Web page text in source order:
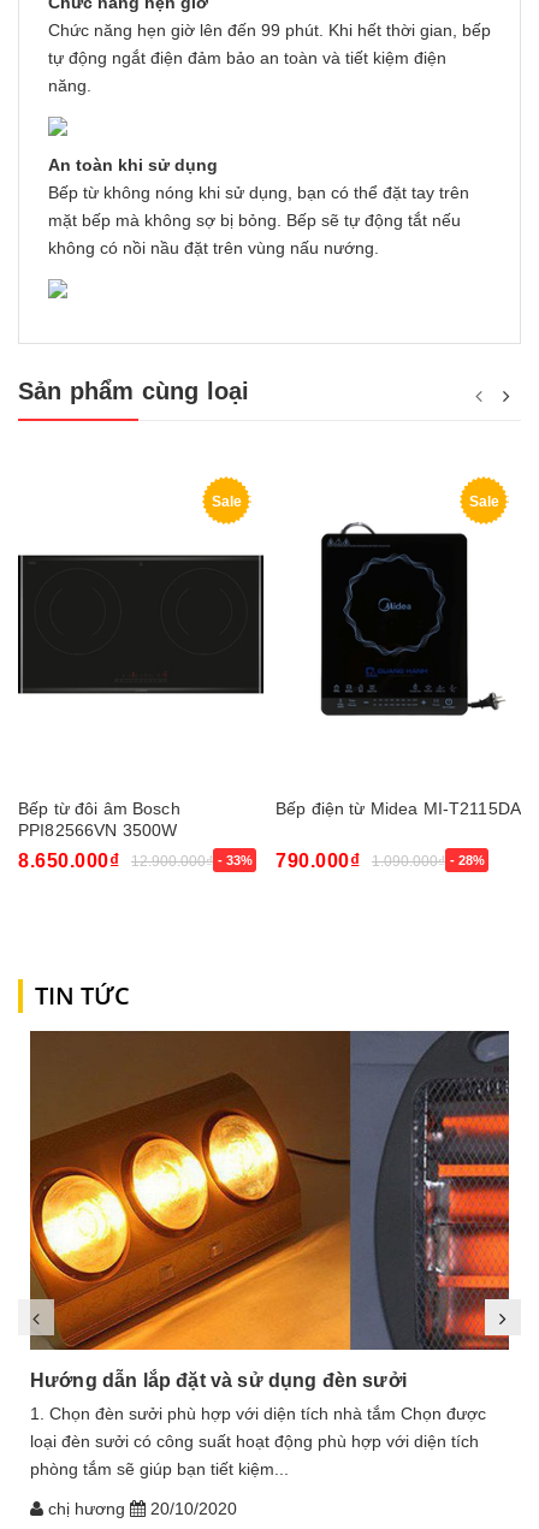
Chức năng hẹn giờ lên đến 99 phút. Khi hết thời gian, bếp
tự động ngắt điện đảm bảo an toàn và tiết kiệm điện
năng.
An toàn khi sử dụng
Bếp từ không nóng khi sử dụng, bạn có thể đặt tay trên
mặt bếp mà không sợ bị bỏng. Bếp sẽ tự động tắt nếu
không có nồi nầu đặt trên vùng nấu nướng.
Sản phẩm cùng loại
Sale
Bếp từ đôi âm Bosch
PPI82566VN 3500W
8.650.000₫ 12.900.000₫ - 33%
Sale
Bếp điện từ Midea MI-T2115DA
790.000₫ 1.090.000₫ - 28%
TIN TỨC
Hướng dẫn lắp đặt và sử dụng đèn sưởi
1. Chọn đèn sưởi phù hợp với diện tích nhà tắm Chọn được
loại đèn sưởi có công suất hoạt động phù hợp với diện tích
phòng tắm sẽ giúp bạn tiết kiệm...
chị hương 20/10/2020